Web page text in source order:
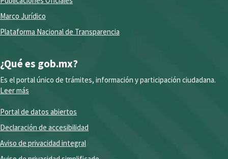
Marco Jurídico
Plataforma Nacional de Transparencia
¿Qué es gob.mx?
Es el portal único de trámites, información y participación ciudadana.
Leer más
Portal de datos abiertos
Declaración de accesibilidad
Aviso de privacidad integral